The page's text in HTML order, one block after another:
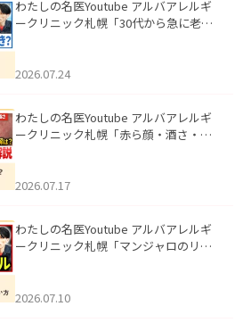
わたしの名医Youtube アルバアレルギ
ークリニック札幌「30代から急に老け
た。
2026.07.24
わたしの名医Youtube アルバアレルギ
ークリニック札幌「赤ら顔・酒さ・ニ
した。
2026.07.17
わたしの名医Youtube アルバアレルギ
ークリニック札幌「マンジャロのリア
た。
2026.07.10